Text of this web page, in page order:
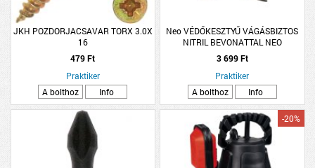
JKH POZDORJACSAVAR TORX 3.0X
16
479 Ft
Praktiker
A bolthoz
Info
Neo VÉDŐKESZTYŰ VÁGÁSBIZTOS
NITRIL BEVONATTAL NEO
3 699 Ft
Praktiker
A bolthoz
Info
-20%